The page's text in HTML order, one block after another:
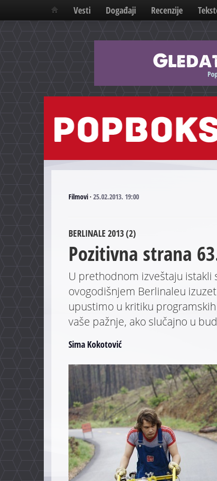
Vesti Događaji Recenzije
Filmovi· 25.02.2013. 19:00
BERLINALE 2013 (2)
Pozitivna strana
U prethodnom izveštaju istakli
ovogodišnjem Berlinaleu
upustimo u kritiku
vaše pažnje, ako slučajno u
Sima Kokotović